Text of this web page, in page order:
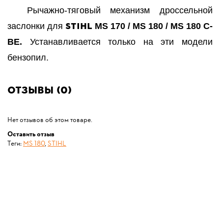
Рычажно-тяговый механизм дроссельной
заслонки для STIHL MS 170 / MS 180 / MS 180 C-
BE. Устанавливается только на эти модели
бензопил.
Отзывы (0)
Нет отзывов об этом товаре.
Оставить отзыв
Теги:MS 180,STIHL